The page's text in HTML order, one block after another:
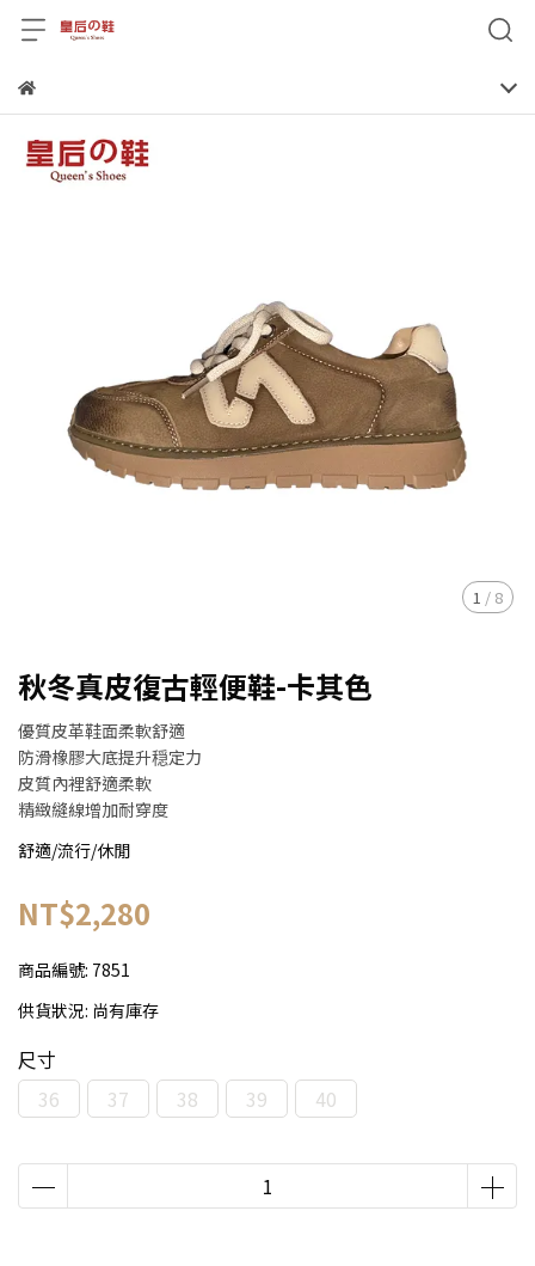
1 / 8
秋冬真皮復古輕便鞋-卡其色
優質皮革鞋面柔軟舒適
防滑橡膠大底提升穏定力
皮質內裡舒適柔軟
精緻縫線增加耐穿度
舒適/流行/休閒
NT$2,280
商品編號: 7851
供貨狀況: 尚有庫存
尺寸
36
37 38 39 40